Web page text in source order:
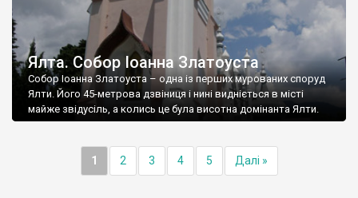
Ялта. Собор Іоанна Златоуста
Собор Іоанна Златоуста – одна із перших мурованих споруд
Ялти. Його 45-метрова дзвіниця і нині видніється в місті
майже звідусіль, а колись це була висотна домінанта Ялти.
1 2 3 4 5 Далі »